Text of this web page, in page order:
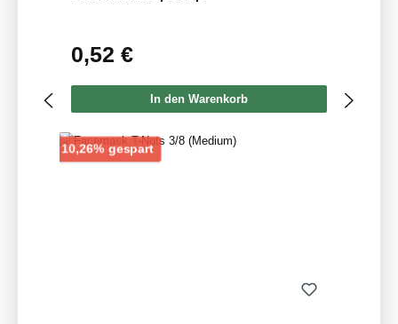
Regulärer Preis:
0,52 €
In den Warenkorb
10,26% gespartRabatt